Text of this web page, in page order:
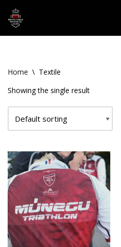
Aller
Home \ Textile
Showing the single result